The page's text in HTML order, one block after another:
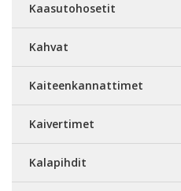
Kaasutohosetit
Kahvat
Kaiteenkannattimet
Kaivertimet
Kalapihdit